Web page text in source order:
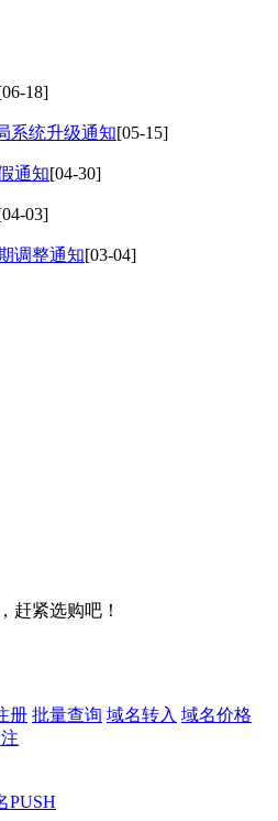
18]
系统升级通知[05-15]
通知[04-30]
03]
调整通知[03-04]
赶紧选购吧！
册 批量查询 域名转入 域名价格
PUSH